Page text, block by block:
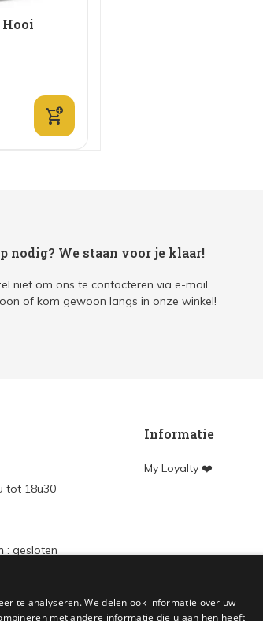
Hooi
nodig? We staan voor je klaar!
niet om ons te contacteren via e-mail,
of kom gewoon langs in onze winkel!
tot 18u30
: gesloten
Informatie
My Loyalty ❤️
te analyseren. We delen ook informatie over uw
met andere informatie die u aan hen heeft